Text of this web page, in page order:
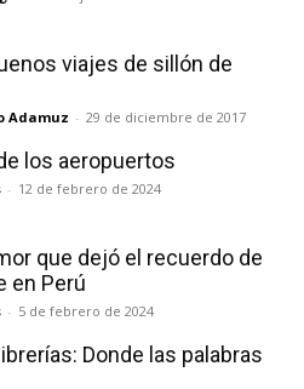
viajes de sillón de
Adamuz - 29 de diciembre de 2017
los aeropuertos
- 12 de febrero de 2024
que dejó el recuerdo de
en Perú
- 5 de febrero de 2024
Donde las palabras